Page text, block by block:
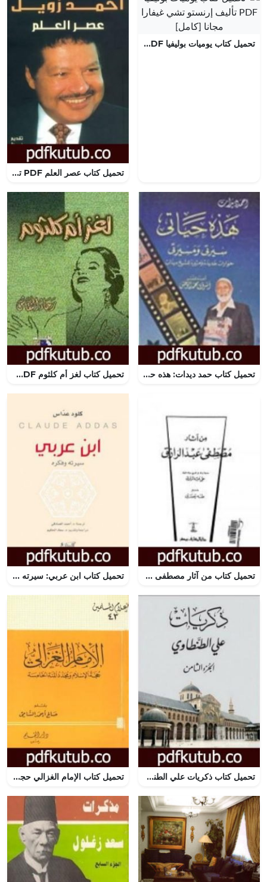
تحميل كتاب يوميات بوليفيا PDF تأليف إرنستو تشي غيفارا مجانا [كامل]
تحميل كتاب عصر العلم PDF تأليف أحمد زويل مجانا [كامل]
تحميل كتاب حمد ديدات: هذه حياتي- سيرتي ومسيرتي PDF تأليف أحمد ديدات مجانا [كامل] تحميل كتاب لغز أم كلثوم PDF تأليف رجاء النقاش مجانا [كامل]
تحميل كتاب من آثار مصطفى عبد الرازق PDF تأليف طه حسين مجانا [كامل] تحميل كتاب ابن عربي: سيرته وفكره PDF تأليف كلود عداس مجانا [كامل]
تحميل كتاب ذكريات علي الطنطاوي – الجزء الثامن PDF تأليف علي الطنطاوي مجانا [كامل] تحميل كتاب الإمام الغزالي حجة الإسلام ومجدد المئة الخامسة PDF تأليف صالح أحمد الشامي مجانا [كامل]